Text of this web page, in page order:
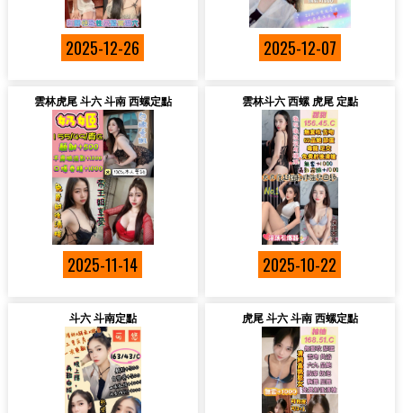
2025-12-26 2025-12-07
雲林虎尾 斗六 斗南 西螺定點
2025-11-14
雲林斗六 西螺 虎尾 定點
2025-10-22
斗六 斗南定點 虎尾 斗六 斗南 西螺定點